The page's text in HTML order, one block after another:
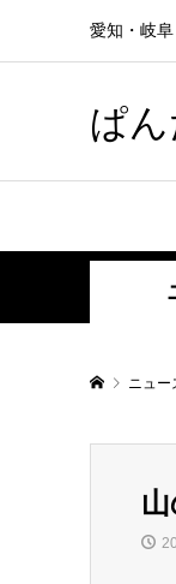
愛知・岐
ぱ
ニュー